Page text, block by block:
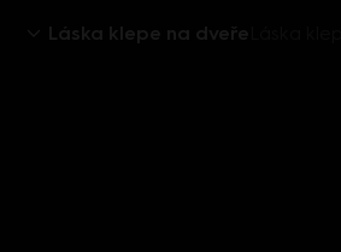
Láska klepe na dveře